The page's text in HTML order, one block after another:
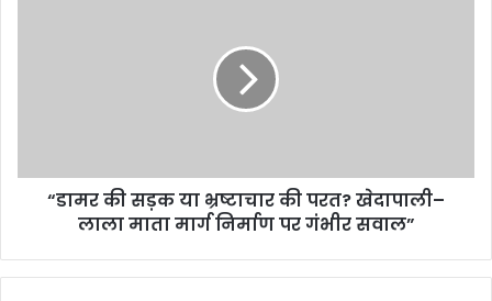
“डामर की सड़क या भ्रष्टाचार की परत? खेदापाली–
लाला माता मार्ग निर्माण पर गंभीर सवाल”